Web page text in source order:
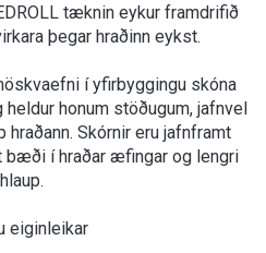
tæknin eykur framdrifið
þegar hraðinn eykst.
í yfirbyggingu skóna
honum stöðugum, jafnvel
hraðann. Skórnir eru jafnframt
í hraðar æfingar og lengri
hlaup.
eiginleikar